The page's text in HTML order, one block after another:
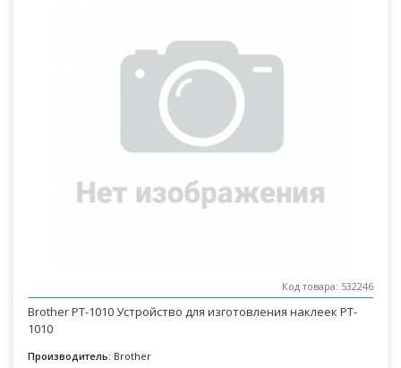
Код товара: 532246
Brother PT-1010 Устройство для изготовления наклеек PT-
1010
Производитель: Brother